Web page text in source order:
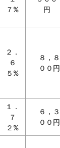
７%
円
２．
６
５%
８，８
００円
１．
７
２%
６，３
００円